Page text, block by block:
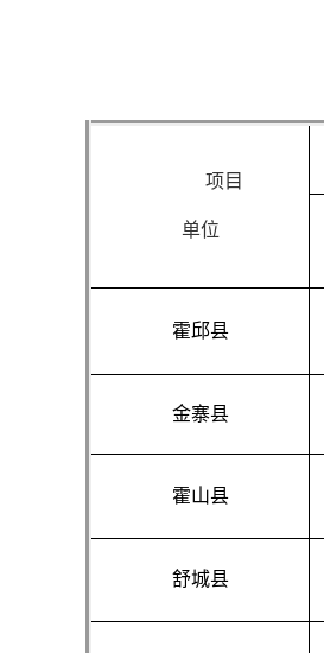
项 目
单位
霍邱县
金寨县
霍山县
舒城县